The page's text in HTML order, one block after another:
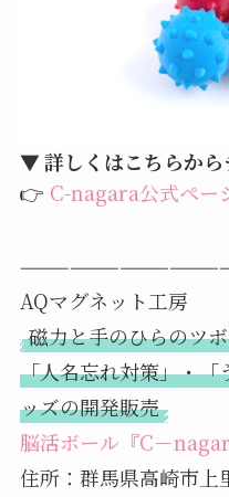
▼ 詳しくはこちらから
👉 C-nagara公式ペー
AQマグネット工房
磁力と手のひらのツ
「人名忘れ対策」・「
ッズの開発販売
脳活ボール『C－
住所：群馬県高崎市上